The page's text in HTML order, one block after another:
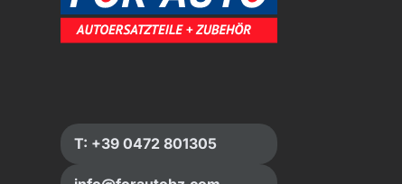
T: +39 0472 801305